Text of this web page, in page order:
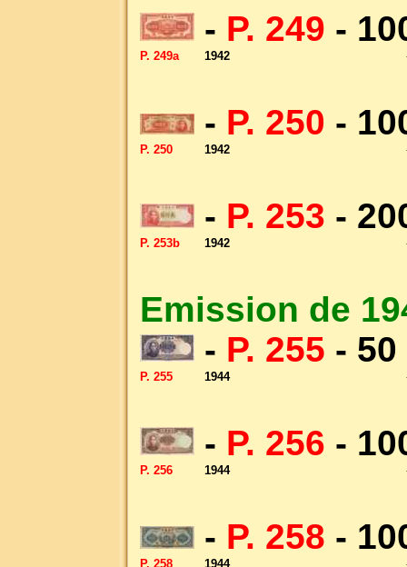
- P. 249 -
P. 249a 1942
- P. 250 -
P. 250 1942
- P. 253 -
P. 253b 1942
Emission de
- P. 255 -
P. 255 1944
- P. 256 -
P. 256 1944
- P. 258 -
P. 258 1944